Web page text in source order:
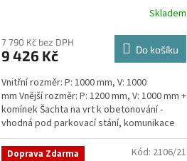
Skladem
7 790 Kč bez DPH
9 426 Kč Do košíku
Vnitřní rozměr: P: 1000 mm, V: 1000
mm Vnější rozměr: P: 1200 mm, V: 1000 mm +
komínek Šachta na vrt k obetonování -
vhodná pod parkovací stání, komunikace
nebo do míst...
Doprava Zdarma Kód: 2106/21